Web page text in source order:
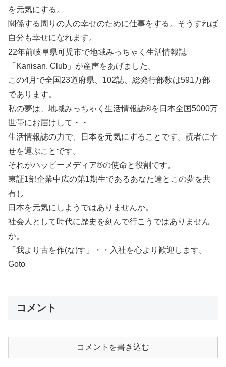
を元気にする。
関係する周りの人の幸せのために仕事をする。そうすれば
自分も幸せになれます。
22年前岐阜県可児市で地域みっちゃく生活情報誌
「Kanisan. Club」が産声をあげました。
この4月で全国23道府県、102誌、総発行部数は591万部
であります。
私の夢は、地域みっちゃく生活情報誌®を日本全国5000万
世帯にお届けして・・
生活情報誌の力で、日本を元気にすることです。読者に幸
せを運ぶことです。
それがハッピーメディア®の使命と役割です。
東証1部企業中広の第1期生であるあなた達とこの夢を共
有し
日本を元気にしようではありませんか。
社会人として時代に歴史を刻んで行こうではありません
か。
「我より古を作(な)す」・・入社を心より歓迎します。
Goto
コメント
コメントを書き込む